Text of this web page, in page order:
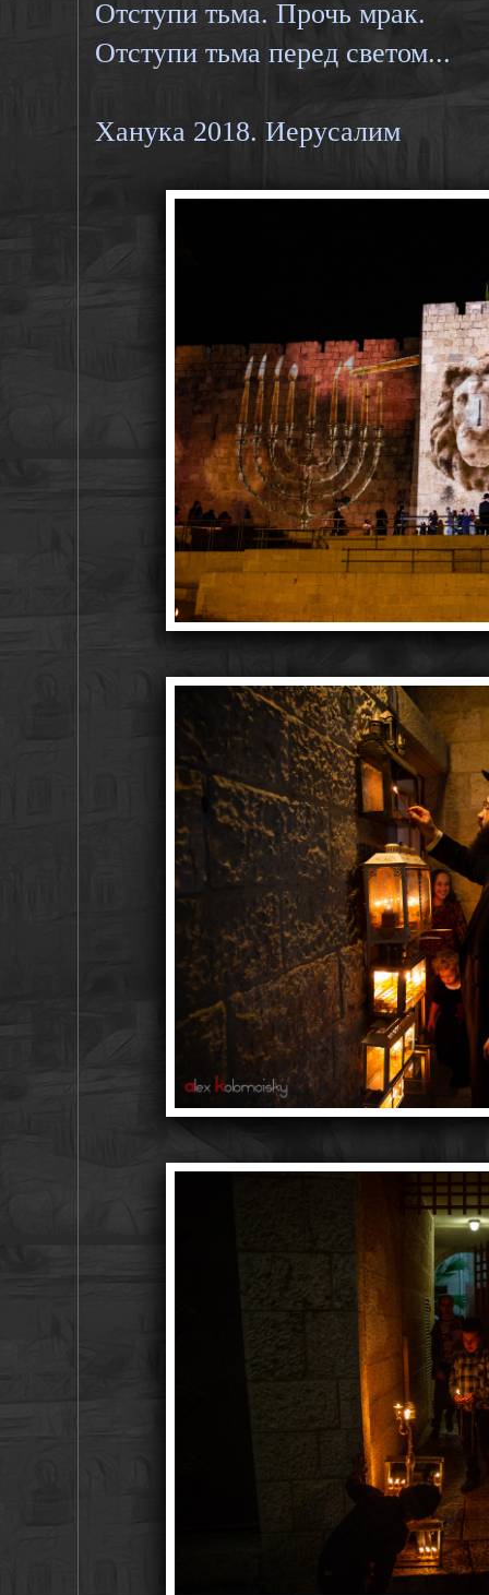
Отступи тьма. Прочь мрак.
Отступи тьма перед светом...
Ханука 2018. Иерусалим